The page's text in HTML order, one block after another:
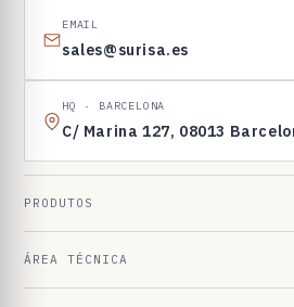
EMAIL
sales@surisa.es
HQ · BARCELONA
C/ Marina 127, 08013
PRODUTOS
ÁREA TÉCNICA